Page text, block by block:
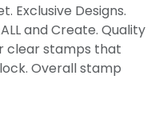
Exclusive Designs.
and Create. Quality
clear stamps that
Overall stamp